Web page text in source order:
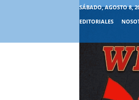
SÁBADO, AGOSTO 8,
EDITORIALES